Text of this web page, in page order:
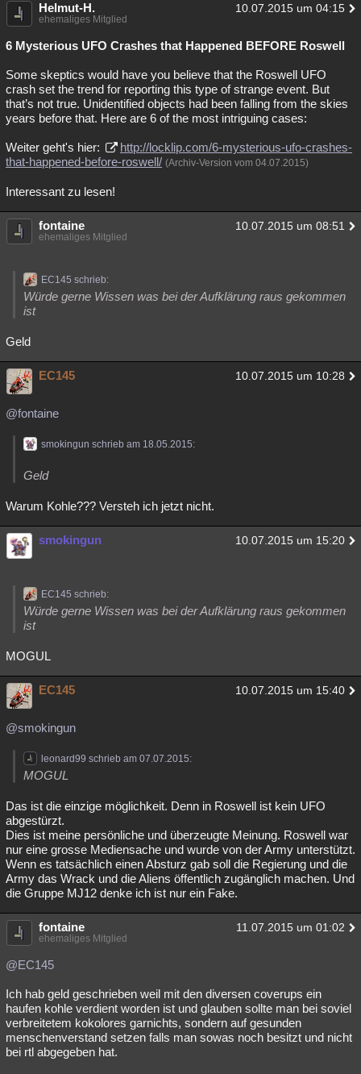
Helmut-H. 10.07.2015 um 04:15
ehemaliges Mitglied
6 Mysterious UFO Crashes that Happened BEFORE Roswell
Some skeptics would have you believe that the Roswell UFO
crash set the trend for reporting this type of strange event. But
that’s not true. Unidentified objects had been falling from the skies
years before that. Here are 6 of the most intriguing cases:
Weiter geht's hier:
http://locklip.com/6-mysterious-ufo-crashes-
that-happened-before-roswell/ (Archiv-Version vom 04.07.2015)
Interessant zu lesen!
fontaine 10.07.2015 um 08:51
ehemaliges Mitglied
EC145 schrieb:
Würde gerne Wissen was bei der Aufklärung raus gekommen
ist
Geld
EC145 10.07.2015 um 10:28
@fontaine
smokingun schrieb am 18.05.2015:
Geld
Warum Kohle??? Versteh ich jetzt nicht.
smokingun 10.07.2015 um 15:20
EC145 schrieb:
Würde gerne Wissen was bei der Aufklärung raus gekommen
ist
MOGUL
EC145 10.07.2015 um 15:40
@smokingun
leonard99 schrieb am 07.07.2015:
MOGUL
Das ist die einzige möglichkeit. Denn in Roswell ist kein UFO
abgestürzt.
Dies ist meine persönliche und überzeugte Meinung. Roswell war
nur eine grosse Mediensache und wurde von der Army unterstützt.
Wenn es tatsächlich einen Absturz gab soll die Regierung und die
Army das Wrack und die Aliens öffentlich zugänglich machen. Und
die Gruppe MJ12 denke ich ist nur ein Fake.
fontaine 11.07.2015 um 01:02
ehemaliges Mitglied
@EC145
Ich hab geld geschrieben weil mit den diversen coverups ein
haufen kohle verdient worden ist und glauben sollte man bei soviel
verbreitetem kokolores garnichts, sondern auf gesunden
menschenverstand setzen falls man sowas noch besitzt und nicht
bei rtl abgegeben hat.